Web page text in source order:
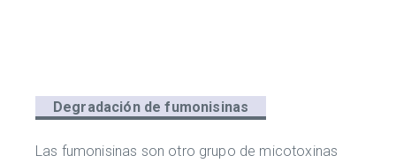
Degradación de fumonisinas
Las fumonisinas son otro grupo de micotoxinas